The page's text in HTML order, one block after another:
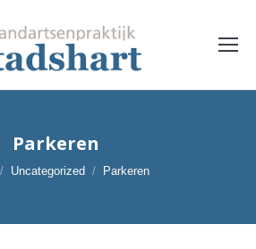
Parkeren
Uncategorized Parkeren